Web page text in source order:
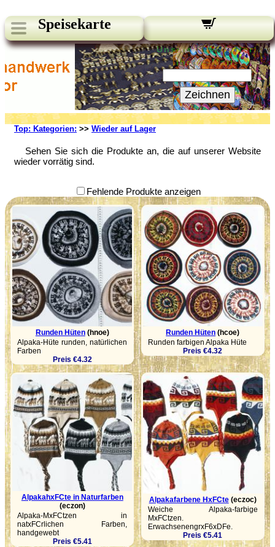
Speisekarte
Unsere Newsletter:
Ihre E-Mail:
Zeichnen
Top: Kategorien: >> Wieder auf Lager
Sehen Sie sich die Produkte an, die auf unserer Website
wieder vorrätig sind.
Fehlende Produkte anzeigen
Runden Hüten(hnoe)
Alpaka-Hüte runden, natürlichen
Farben
Preis €4.32
Runden Hüten (hcoe)
Runden farbigen Alpaka Hüte
Preis €4.32
AlpakahxFCte in Naturfarben
(eczon)
Alpaka-MxFCtzen in
natxFCrlichen Farben,
handgewebt
Preis €5.41
Alpakafarbene HxFCte(eczoc)
Weiche Alpaka-farbige
MxFCtzen.
ErwachsenengrxF6xDFe.
Preis €5.41